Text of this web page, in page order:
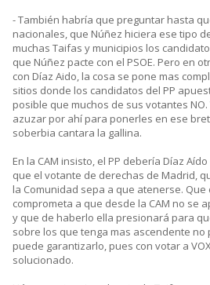
- También habría que preguntar hasta
nacionales, que Núñez hiciera ese tipo
muchas Taifas y municipios los
que Núñez pacte con el PSOE. Pero en
con Díaz Aido, la cosa se pone mas
sitios donde los candidatos del PP
posible que muchos de sus votantes
azuzar por ahí para ponerles en ese
soberbia cantara la gallina.
En la CAM insisto, el PP debería Díaz
que el votante de derechas de Madrid,
la Comunidad sepa a que atenerse.
comprometa a que desde la CAM no se
y que de haberlo ella presionará para
sobre los que tenga mas ascendente no
puede garantizarlo, pues con votar a
solucionado.